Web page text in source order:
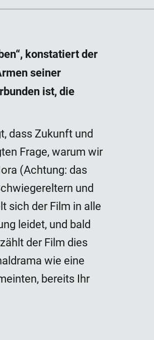
konstatiert der
seiner
ist, die
dass Zukunft und
Frage, warum wir
(Achtung: das
und
sich der Film in alle
leidet, und bald
der Film dies
wie eine
bereits Ihr